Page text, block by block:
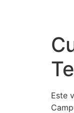
Este